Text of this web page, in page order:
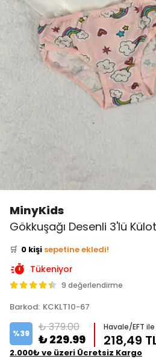
MinyKids
Gökkuşağı Desenli 3'lü
👀 Şu an 4 kişi
inceliyor!
Bu ürünü 0 kişi
🛒 0 kişi sepetine ekledi!
✅ Bugün 0 adet
Tükeniyor
9 değerlendirme
Barkod: KCKLT10-67
%39 ₺ 379.00
₺ 229.99
Havale/EFT
218,49
2.000₺ ve üzeri Ücretsiz Kargo